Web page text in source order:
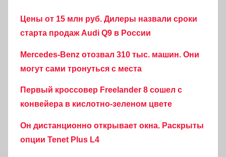
Цены от 15 млн руб. Дилеры назвали сроки
старта продаж Audi Q9 в России
Mercedes-Benz отозвал 310 тыс. машин. Они
могут сами тронуться с места
Первый кроссовер Freelander 8 сошел с
конвейера в кислотно-зеленом цвете
Он дистанционно открывает окна. Раскрыты
опции Tenet Plus L4